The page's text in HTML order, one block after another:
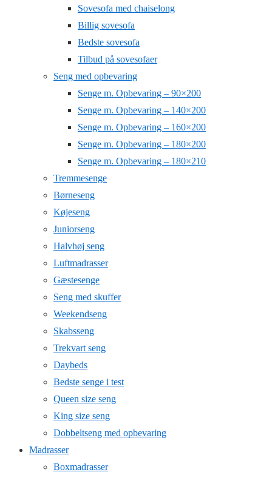
Sovesofa med chaiselong
Billig sovesofa
Bedste sovesofa
Tilbud på sovesofaer
Seng med opbevaring
Senge m. Opbevaring – 90×200
Senge m. Opbevaring – 140×200
Senge m. Opbevaring – 160×200
Senge m. Opbevaring – 180×200
Senge m. Opbevaring – 180×210
Tremmesenge
Børneseng
Køjeseng
Juniorseng
Halvhøj seng
Luftmadrasser
Gæstesenge
Seng med skuffer
Weekendseng
Skabsseng
Trekvart seng
Daybeds
Bedste senge i test
Queen size seng
King size seng
Dobbeltseng med opbevaring
Madrasser
Boxmadrasser